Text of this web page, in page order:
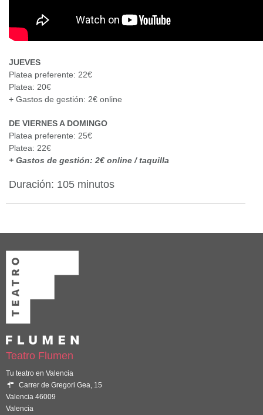
JUEVES
Platea preferente: 22€
Platea: 20€
+ Gastos de gestión: 2€ online
DE VIERNES A DOMINGO
Platea preferente: 25€
Platea: 22€
+ Gastos de gestión: 2€ online / taquilla
Duración: 105 minutos
Teatro Flumen
Tu teatro en Valencia
Carrer de Gregori Gea, 15
Valencia 46009
Valencia